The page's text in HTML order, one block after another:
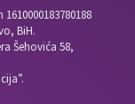
1610000183780188
BiH.
Šehovića 58,